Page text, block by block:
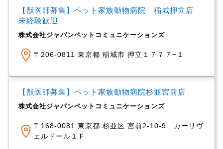
【獣医師募集】ペット家族動物病院 稲城押立店
未経験歓迎
株式会社ジャパンペットコミュニケーションズ
〒206-0811 東京都 稲城市 押立１７７７−１
【獣医師募集】ペット家族動物病院杉並宮前店
株式会社ジャパンペットコミュニケーションズ
〒168-0081 東京都 杉並区 宮前2-10-9 カーサヴ
ェルドール１Ｆ